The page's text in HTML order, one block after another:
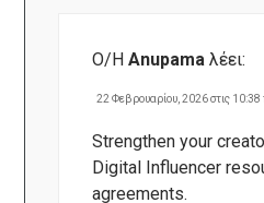
Ο/ΗAnupama λέει:
22 Φεβρουαρίου, 2026 στις 10:38
Strengthen your
Digital Influencer
agreements.